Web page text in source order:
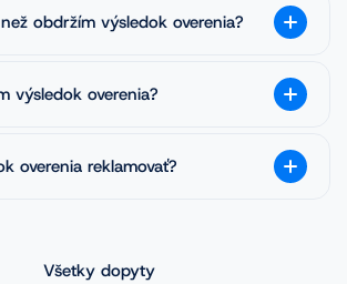
obdržím výsledok overenia?
výsledok overenia?
overenia reklamovať?
Všetky dopyty